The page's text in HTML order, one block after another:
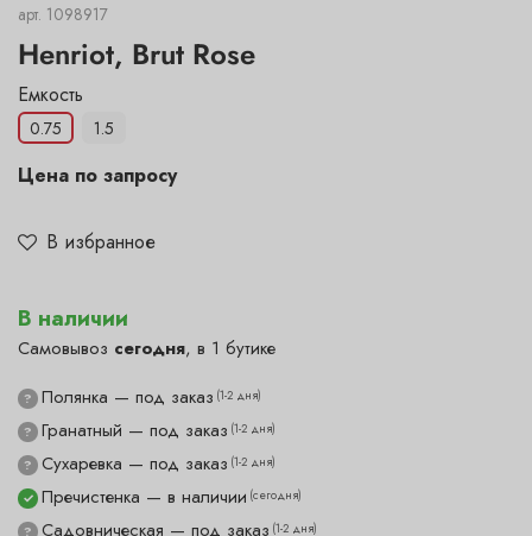
арт. 1098917
Henriot, Brut Rose
В избранное
Емкость
0.75 1.5
Цена по запросу
В наличии
Самовывоз сегодня, в 1 бутике
? Гранатный — под заказ (1-2 дня)
? Полянка — под заказ (1-2 дня)
✓ Пречистенка — в наличии (сегодня)
? Садовническая — под заказ (1-2 дня)
? Сухаревка — под заказ (1-2 дня)